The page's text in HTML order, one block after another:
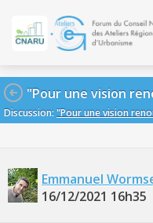
Discussion: "Pour une vision
Emmanuel
16/12/2021 16h35